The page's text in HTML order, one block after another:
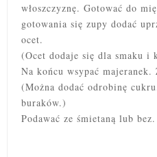
włoszczyznę. Gotować do
gotowania się zupy dodać
ocet.
(Ocet dodaje się dla smaku i
Na końcu wsypać
(Można dodać odrobinę
buraków.)
Podawać ze śmietaną lub bez.